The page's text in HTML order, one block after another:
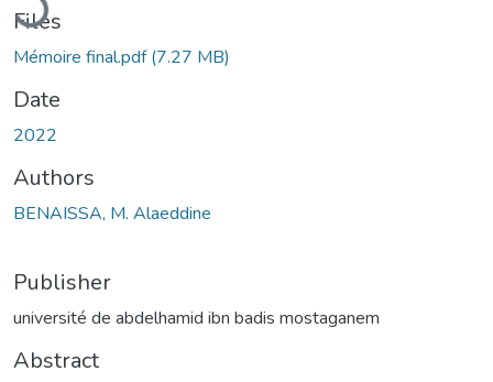
Files
Mémoire final.pdf(7.27 MB)
Date
2022
Authors
BENAISSA, M. Alaeddine
Publisher
université de abdelhamid ibn badis mostaganem
Abstract